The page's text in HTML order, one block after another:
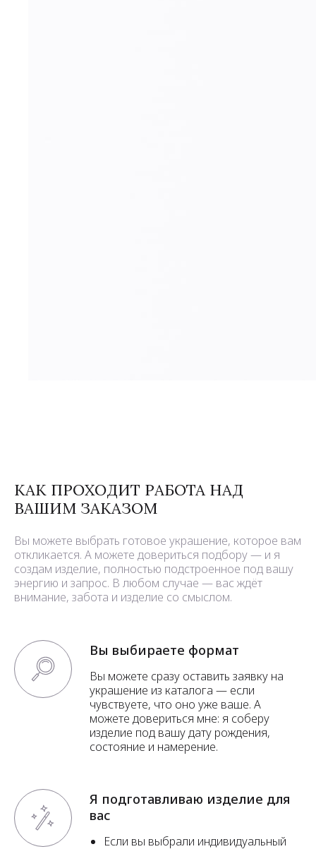
КАК ПРОХОДИТ РАБОТА НАД
ВАШИМ ЗАКАЗОМ
Вы можете выбрать готовое украшение, которое вам
откликается. А можете довериться подбору — и я
создам изделие, полностью подстроенное под вашу
энергию и запрос. В любом случае — вас ждёт
внимание, забота и изделие со смыслом.
Вы выбираете формат
Вы можете сразу оставить заявку на
украшение из каталога — если
чувствуете, что оно уже ваше. А
можете довериться мне: я соберу
изделие под вашу дату рождения,
состояние и намерение.
Я подготавливаю изделие для
вас
Если вы выбрали индивидуальный